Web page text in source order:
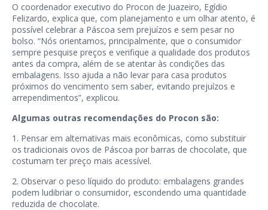
O coordenador executivo do Procon de Juazeiro, Egídio
Felizardo, explica que, com planejamento e um olhar atento, é
possível celebrar a Páscoa sem prejuízos e sem pesar no
bolso. “Nós orientamos, principalmente, que o consumidor
sempre pesquise preços e verifique a qualidade dos produtos
antes da compra, além de se atentar às condições das
embalagens. Isso ajuda a não levar para casa produtos
próximos do vencimento sem saber, evitando prejuízos e
arrependimentos”, explicou.
Algumas outras recomendações do Procon são:
1. Pensar em alternativas mais econômicas, como substituir
os tradicionais ovos de Páscoa por barras de chocolate, que
costumam ter preço mais acessível.
2. Observar o peso líquido do produto: embalagens grandes
podem ludibriar o consumidor, escondendo uma quantidade
reduzida de chocolate.